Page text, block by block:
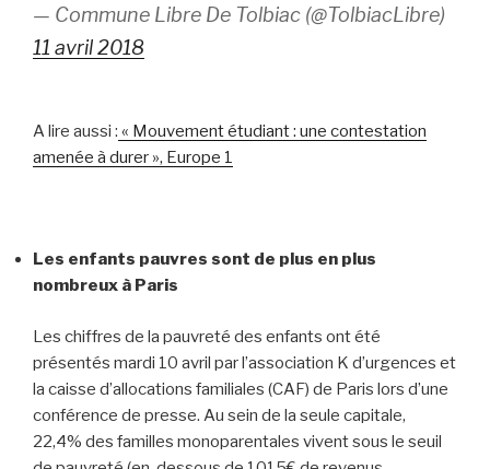
— Commune Libre De Tolbiac (@TolbiacLibre)
11 avril 2018
A lire aussi : « Mouvement étudiant : une contestation
amenée à durer », Europe 1
Les enfants pauvres sont de plus en plus
nombreux à Paris
Les chiffres de la pauvreté des enfants ont été
présentés mardi 10 avril par l’association K d’urgences et
la caisse d’allocations familiales (CAF) de Paris lors d’une
conférence de presse. Au sein de la seule capitale,
22,4% des familles monoparentales vivent sous le seuil